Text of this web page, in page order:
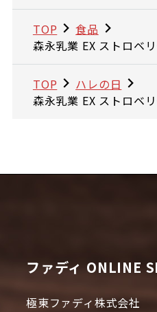
TOP
食品
森永乳業 EX ストロベ
TOP
ハレの日
森永乳業 EX ストロベ
ファディ ONLINE
極東ファディ株式会社